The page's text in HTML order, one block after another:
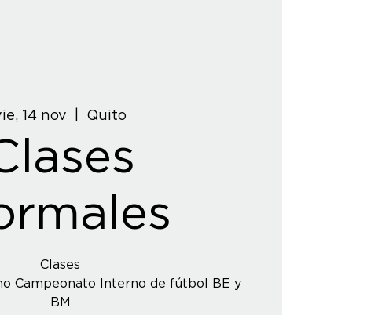
14 nov Quito
Clases
Campeonato Interno de fútbol BE y
BM